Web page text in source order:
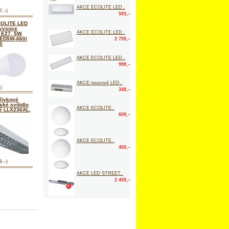
LED
5W,
A60/
svítidlo
LLX236AL,
AKCE ECOLITE LED..
593,–
AKCE ECOLITE LED..
2 759,–
AKCE ECOLITE LED..
999,–
AKCE nouzové LED..
348,–
AKCE ECOLITE..
609,–
AKCE ECOLITE..
469,–
AKCE LED STREET..
2 459,–